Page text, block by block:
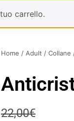
carrello.
Home / Adult / Collane
22,00€